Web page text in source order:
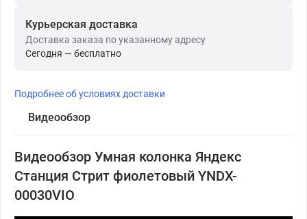
Курьерская доставка
Доставка заказа по указанному адресу
Сегодня — бесплатно
Подробнее об условиях доставки
Видеообзор
Видеообзор Умная колонка Яндекс
Станция Стрит фиолетовый YNDX-
00030VIO